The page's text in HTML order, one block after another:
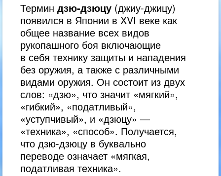
Терминдзю-дзюцу (джиу-джицу)
появился в Японии в XVI веке как
общее название всех видов
рукопашного боя включающие
в себя технику защиты и нападения
без оружия, а также с различными
видами оружия. Он состоит из двух
слов: «дзю», что значит «мягкий»,
«гибкий», «податливый»,
«уступчивый», и «дзюцу» —
«техника», «способ». Получается,
что дзю-дзюцу в буквально
переводе означает «мягкая,
податливая техника».